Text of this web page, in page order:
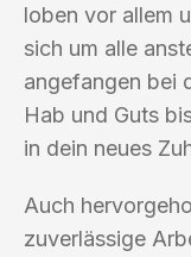
loben vor allem
sich um alle
angefangen bei
Hab und Guts
in dein neues
Auch
zuverlässige